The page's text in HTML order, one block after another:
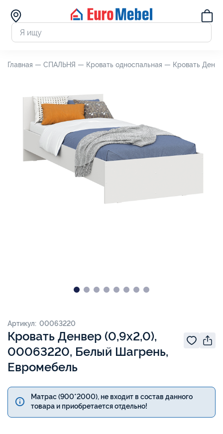
Главная — СПАЛЬНЯ — Кровать односпальная — Кровать
Кровать Денвер (0,9х2,0),
00063220, Белый Шагрень,
Евромебель
Артикул: 00063220
Матрас (900*2000), не входит в состав данного
товара и приобретается отдельно!